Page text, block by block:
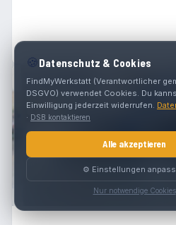
🍪Datenschutz & Cookies
FindMyWerkstatt (Verantwortlicher
DSGVO) verwendet Cookies. Du
Einwilligung jederzeit widerrufen.
· DSB kontaktieren
Alle akzeptieren
⚙️ Einstellungen
Nur notwendige Cookies